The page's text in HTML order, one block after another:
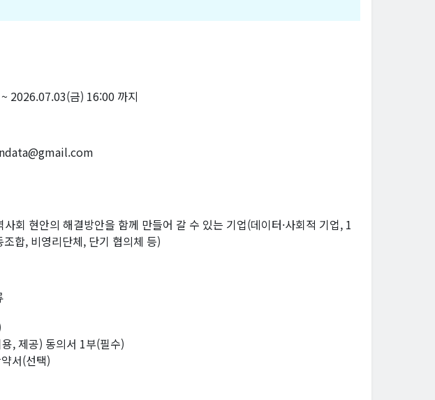
2026.07.03(금) 16:00 까지
회 현안의 해결방안을 함께 만들어 갈 수 있는 기업(데이터·사회적 기업, 1
합, 비영리단체, 단기 협의체 등)
, 제공) 동의서 1부(필수)
서(선택)